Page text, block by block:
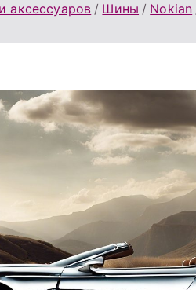
аксессуаров Шины Nokian